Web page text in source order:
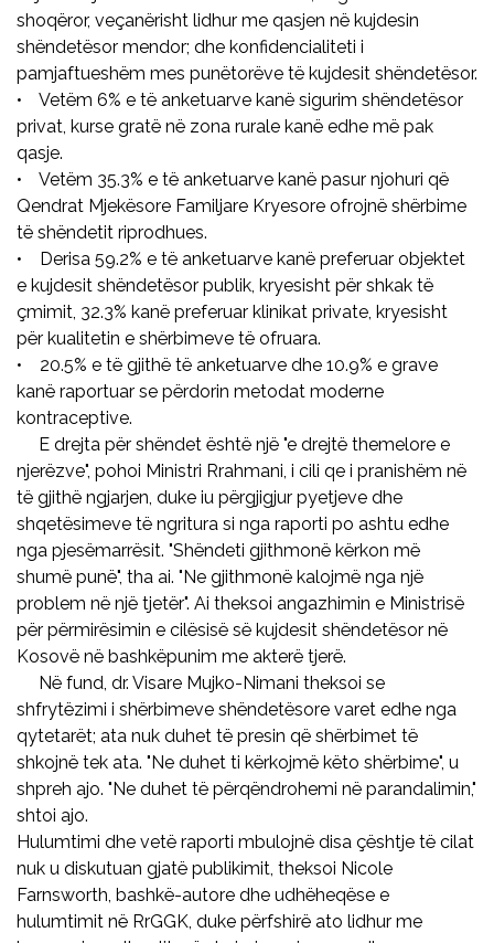
shoqëror, veçanërisht lidhur me qasjen në kujdesin
shëndetësor mendor; dhe konfidencialiteti i
pamjaftueshëm mes punëtorëve të kujdesit shëndetësor.
• Vetëm 6% e të anketuarve kanë sigurim shëndetësor
privat, kurse gratë në zona rurale kanë edhe më pak
qasje.
• Vetëm 35.3% e të anketuarve kanë pasur njohuri që
Qendrat Mjekësore Familjare Kryesore ofrojnë shërbime
të shëndetit riprodhues.
• Derisa 59.2% e të anketuarve kanë preferuar objektet
e kujdesit shëndetësor publik, kryesisht për shkak të
çmimit, 32.3% kanë preferuar klinikat private, kryesisht
për kualitetin e shërbimeve të ofruara.
• 20.5% e të gjithë të anketuarve dhe 10.9% e grave
kanë raportuar se përdorin metodat moderne
kontraceptive.
E drejta për shëndet është një "e drejtë themelore e
njerëzve", pohoi Ministri Rrahmani, i cili qe i pranishëm në
të gjithë ngjarjen, duke iu përgjigjur pyetjeve dhe
shqetësimeve të ngritura si nga raporti po ashtu edhe
nga pjesëmarrësit. "Shëndeti gjithmonë kërkon më
shumë punë", tha ai. "Ne gjithmonë kalojmë nga një
problem në një tjetër". Ai theksoi angazhimin e Ministrisë
për përmirësimin e cilësisë së kujdesit shëndetësor në
Kosovë në bashkëpunim me akterë tjerë.
Në fund, dr. Visare Mujko-Nimani theksoi se
shfrytëzimi i shërbimeve shëndetësore varet edhe nga
qytetarët; ata nuk duhet të presin që shërbimet të
shkojnë tek ata. "Ne duhet ti kërkojmë këto shërbime", u
shpreh ajo. "Ne duhet të përqëndrohemi në parandalimin,"
shtoi ajo.
Hulumtimi dhe vetë raporti mbulojnë disa çështje të cilat
nuk u diskutuan gjatë publikimit, theksoi Nicole
Farnsworth, bashkë-autore dhe udhëheqëse e
hulumtimit në RrGGK, duke përfshirë ato lidhur me